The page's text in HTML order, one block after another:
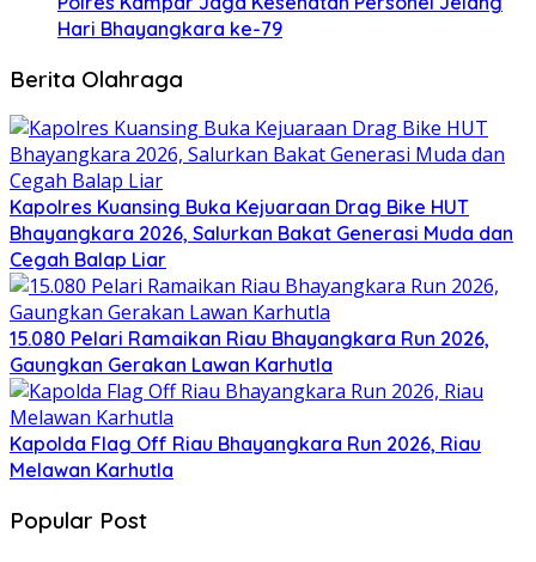
Hari Bhayangkara ke-79
Berita Olahraga
Kapolres Kuansing Buka Kejuaraan Drag Bike HUT
Bhayangkara 2026, Salurkan Bakat Generasi Muda dan
Cegah Balap Liar
15.080 Pelari Ramaikan Riau Bhayangkara Run 2026,
Gaungkan Gerakan Lawan Karhutla
Kapolda Flag Off Riau Bhayangkara Run 2026, Riau
Melawan Karhutla
Popular Post